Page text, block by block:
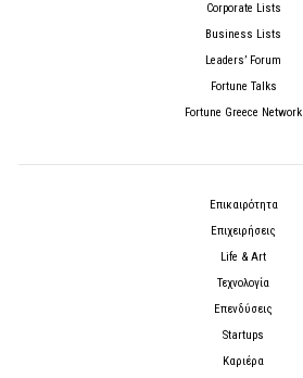
Corporate Lists
Business Lists
Leaders’ Forum
Fortune Talks
Fortune Greece Network
Επικαιρότητα
Επιχειρήσεις
Life & Art
Τεχνολογία
Επενδύσεις
Startups
Καριέρα